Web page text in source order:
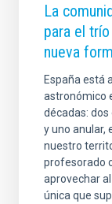
La
para el
nueva
España está
astronómico
décadas: dos
y uno anular,
nuestro
profesorado
aprovechar
única que